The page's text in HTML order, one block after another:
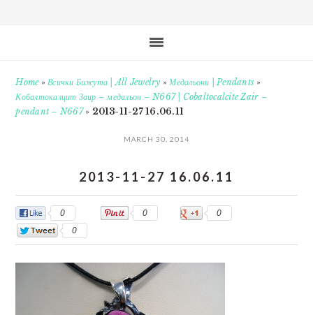
Home»Всички Бижута | All Jewelry »Медальони | Pendants »
Кобалтокалцит Заир – медальон – N667 | Cobaltocalcite Zair –
pendant – N667» 2013-11-27 16.06.11
MARCH 30, 2014
2013-11-27 16.06.11
0 0
0
0